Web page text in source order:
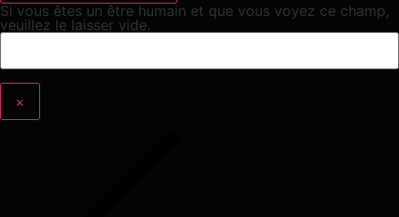
Si vous êtes un être humain et que vous voyez ce champ,
veuillez le laisser vide.
×